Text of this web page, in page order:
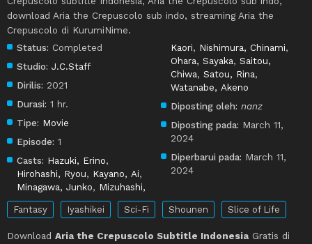
download Aria the Crepuscolo sub indo, streaming Aria the
Crepuscolo di KurumiNime.
Status: Completed
Studio: J.C.Staff
Dirilis: 2021
Durasi: 1 hr.
Tipe: Movie
Episode: 1
Casts: Hazuki, Erino,
Hirohashi, Ryou, Kayano, Ai,
Minagawa, Junko, Mizuhashi,
Kaori, Nishimura, Chinami,
Ohara, Sayaka,Saitou,
Chiwa,Satou, Rina,
Watanabe, Akeno
Diposting oleh: nanz
Diposting pada: March 11,
2024
Diperbarui pada: March 11,
2024
Fantasy Iyashikei Sci-Fi Shounen Slice of Life
Download Aria the Crepuscolo Subtitle Indonesia Gratis di